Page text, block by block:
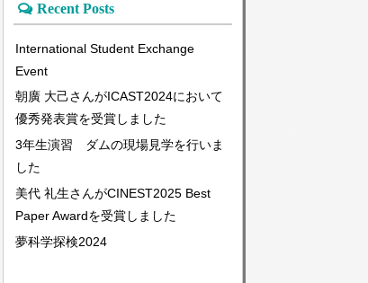
Recent Posts
International Student Exchange
Event
朝廣 大己さんがICAST2024において
優秀発表賞を受賞しました
3年生演習 ダムの現場見学を行いま
した
美代 礼生さんがCINEST2025 Best
Paper Awardを受賞しました
夢科学探検2024